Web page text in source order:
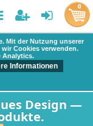
Mit der Nutzung unserer
Cookies verwenden.
Analytics.
Informationen
Design —
0